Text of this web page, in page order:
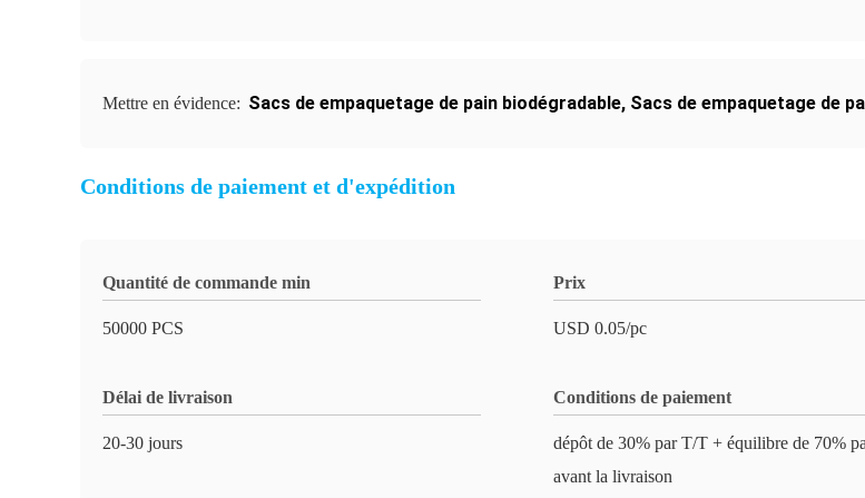
Mettre en évidence: Sacs de empaquetage de pain biodégradable, Sacs de empaquetage de
Conditions de paiement et d'expédition
Quantité de commande min
50000 PCS
Prix
USD 0.05/pc
Délai de livraison
20-30 jours
Conditions de paiement
dépôt de 30% par T/T + équilibre de 70%
avant la livraison